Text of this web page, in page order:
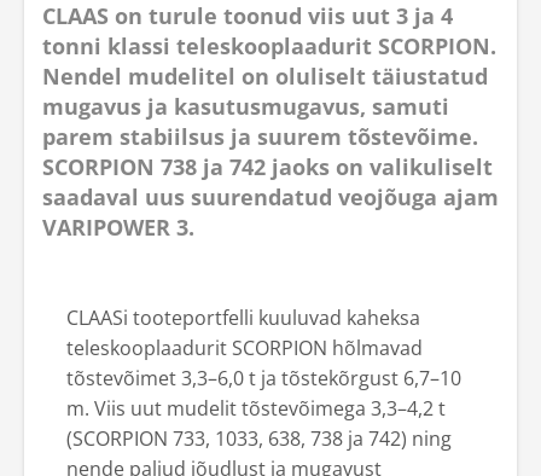
CLAAS on turule toonud viis uut 3 ja 4
tonni klassi teleskooplaadurit SCORPION.
Nendel mudelitel on oluliselt täiustatud
mugavus ja kasutusmugavus, samuti
parem stabiilsus ja suurem tõstevõime.
SCORPION 738 ja 742 jaoks on valikuliselt
saadaval uus suurendatud veojõuga ajam
VARIPOWER 3.
CLAASi tooteportfelli kuuluvad kaheksa
teleskooplaadurit SCORPION hõlmavad
tõstevõimet 3,3–6,0 t ja tõstekõrgust 6,7–10
m. Viis uut mudelit tõstevõimega 3,3–4,2 t
(SCORPION 733, 1033, 638, 738 ja 742) ning
nende paljud jõudlust ja mugavust